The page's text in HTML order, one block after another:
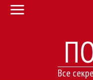
Все